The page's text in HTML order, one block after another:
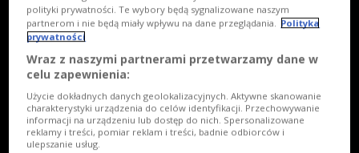
polityki prywatności. Te wybory będą sygnalizowane naszym
partnerom i nie będą miały wpływu na dane przeglądania. Polityka
prywatności
Wraz z naszymi partnerami przetwarzamy dane w
celu zapewnienia:
Użycie dokładnych danych geolokalizacyjnych. Aktywne skanowanie
charakterystyki urządzenia do celów identyfikacji. Przechowywanie
informacji na urządzeniu lub dostęp do nich. Spersonalizowane
reklamy i treści, pomiar reklam i treści, badnie odbiorców i
ulepszanie usług.